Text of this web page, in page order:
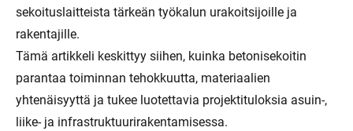
sekoituslaitteista tärkeän työkalun urakoitsijoille ja
rakentajille.
Tämä artikkeli keskittyy siihen, kuinka betonisekoitin
parantaa toiminnan tehokkuutta, materiaalien
yhtenäisyyttä ja tukee luotettavia projektituloksia asuin-,
liike- ja infrastruktuurirakentamisessa.